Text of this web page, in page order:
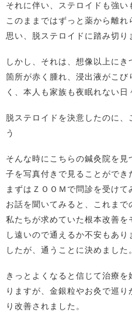
それに伴い、ステロイドも強い
このままではずっと薬から離
思い、脱ステロイドに踏み切り
しかし、それは、想像以上に
箇所が赤く腫れ、浸出液がこ
く、本人も家族も夜眠れない日
脱ステロイドを決意したのに、
う
そんな時にこちらの鍼灸院を
子を写真付きで見ることがで
まずはＺＯＯＭで問診を受けて
お話を聞いてみると、これまで
私たちが求めていた根本改善
し遠いので通えるか不安もあり
したが、通うことに決めました。
きっとよくなると信じて治療
りますが、金銀粒やお灸で巡
り改善されました。